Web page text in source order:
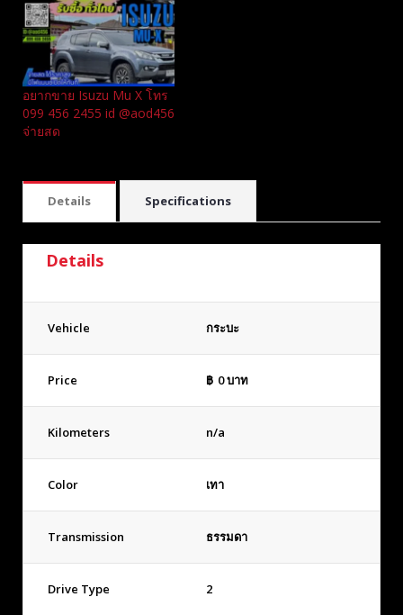
อยากขาย Isuzu Mu X โทร
099 456 2455 id @aod456
จ่ายสด
Details Specifications
Details
Vehicle กระบะ
Price ฿ 0บาท
Kilometers n/a
Color เทา
Transmission ธรรมดา
Drive Type 2